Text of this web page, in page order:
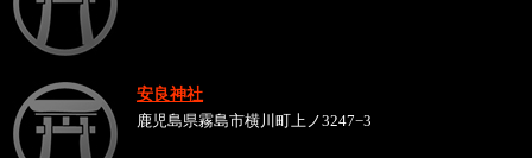
安良神社
鹿児島県霧島市横川町上ノ3247−3